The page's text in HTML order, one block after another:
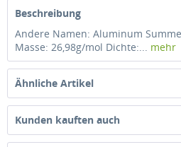
Beschreibung
Andere Namen: Aluminum
Masse: 26,98g/mol Dichte:... mehr
Ähnliche Artikel
Kunden kauften auch